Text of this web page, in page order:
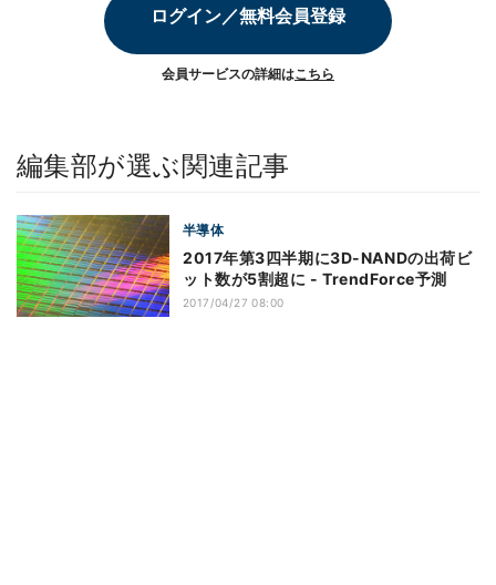
ログイン／無料会員登録
会員サービスの詳細はこちら
編集部が選ぶ関連記事
半導体
2017年第3四半期に3D-NANDの出荷ビ
ット数が5割超に - TrendForce予測
2017/04/27 08:00